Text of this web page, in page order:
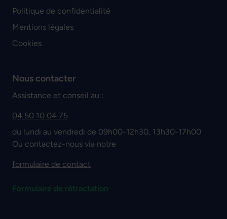
Politique de confidentialité
Mentions légales
Cookies
Nous contacter
Assistance et conseil au :
04 50 10 04 75
du lundi au vendredi de 09h00-12h30, 13h30-17h00
Ou contactez-nous via notre
formulaire de contact
Formulaire de rétractation